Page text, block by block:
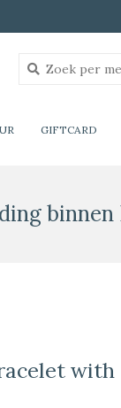
GIFTCARD
binnen
with